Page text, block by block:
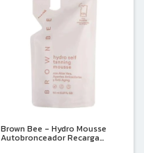
Brown Bee - Hydro Mousse
Autobronceador Recarga